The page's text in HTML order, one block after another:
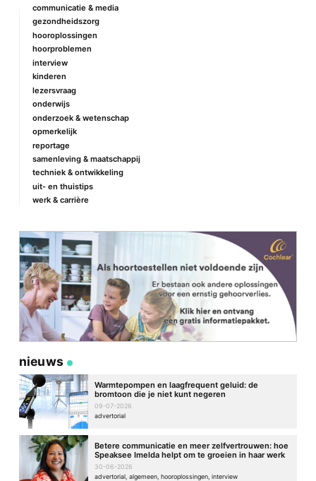
communicatie & media
gezondheidszorg
hooroplossingen
hoorproblemen
interview
kinderen
lezersvraag
onderwijs
onderzoek & wetenschap
opmerkelijk
reportage
samenleving & maatschappij
techniek & ontwikkeling
uit- en thuistips
werk & carrière
nieuws
Warmtepompen en laagfrequent geluid: de
bromtoon die je niet kunt negeren
09-07-2026
advertorial
Betere communicatie en meer zelfvertrouwen: hoe
Speaksee Imelda helpt om te groeien in haar werk
30-06-2026
advertorial, algemeen, hooroplossingen, interview